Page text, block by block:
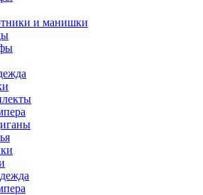
и манишки